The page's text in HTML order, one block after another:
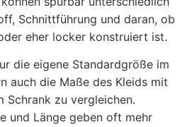
Schnittführung und daran, ob
eher locker konstruiert ist.
die eigene Standardgröße im
auch die Maße des Kleids mit
Schrank zu vergleichen.
und Länge geben oft mehr